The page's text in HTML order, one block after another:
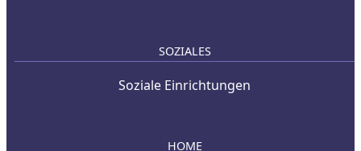
SOZIALES
Soziale Einrichtungen
HOME